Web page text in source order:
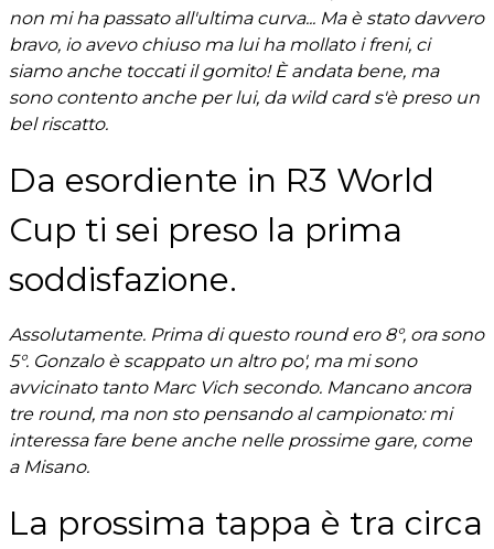
non mi ha passato all'ultima curva... Ma è stato davvero
bravo, io avevo chiuso ma lui ha mollato i freni, ci
siamo anche toccati il gomito! È andata bene, ma
sono contento anche per lui, da wild card s'è preso un
bel riscatto.
Da esordiente in R3 World
Cup ti sei preso la prima
soddisfazione.
Assolutamente. Prima di questo round ero 8°, ora sono
5°. Gonzalo è scappato un altro po', ma mi sono
avvicinato tanto Marc Vich secondo. Mancano ancora
tre round, ma non sto pensando al campionato: mi
interessa fare bene anche nelle prossime gare, come
a Misano.
La prossima tappa è tra circa